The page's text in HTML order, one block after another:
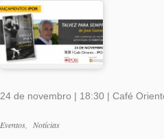
24 de novembro | 18:30 | Café
Categorias
Eventos
Notícias